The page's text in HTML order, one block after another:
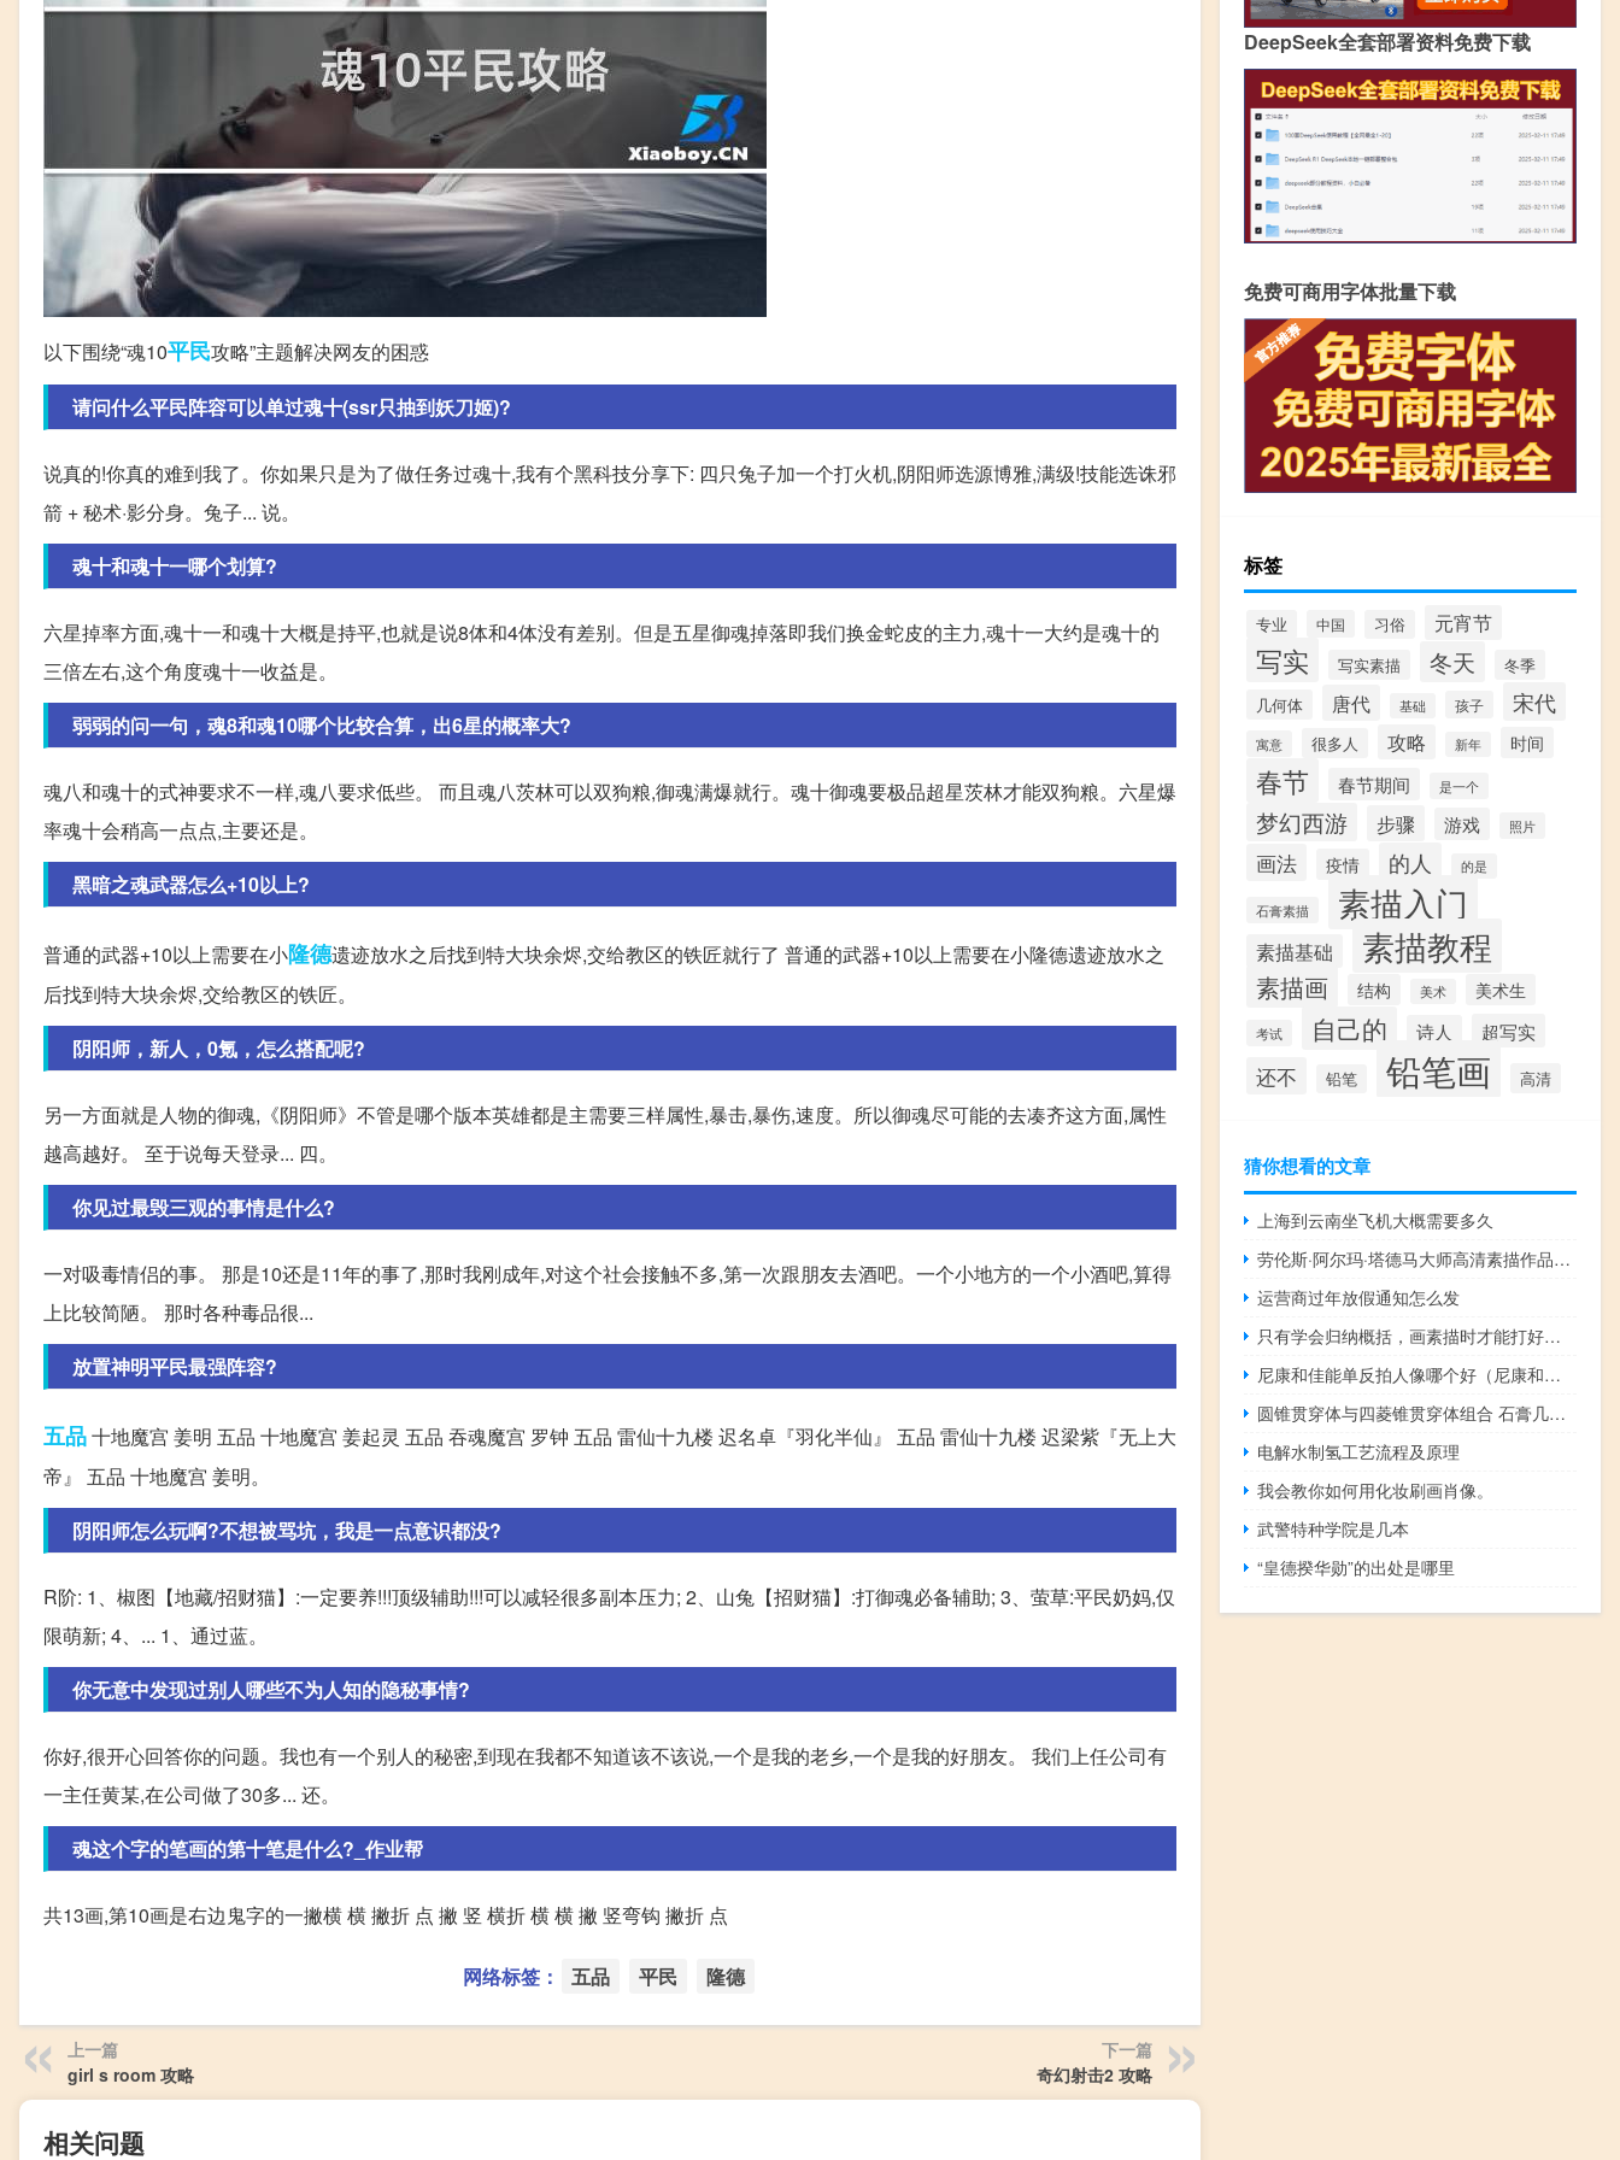
以下围绕“魂10平民攻略”主题解决网友的困惑
请问什么平民阵容可以单过魂十(ssr只抽到妖刀姬)?
说真的!你真的难到我了。你如果只是为了做任务过魂十,我有个黑科技分享下: 四只兔子加一个打火机,阴阳师选源博雅,满级!技能选诛邪
箭 + 秘术·影分身。兔子... 说。
魂十和魂十一哪个划算?
六星掉率方面,魂十一和魂十大概是持平,也就是说8体和4体没有差别。但是五星御魂掉落即我们换金蛇皮的主力,魂十一大约是魂十的
三倍左右,这个角度魂十一收益是。
弱弱的问一句，魂8和魂10哪个比较合算，出6星的概率大?
魂八和魂十的式神要求不一样,魂八要求低些。 而且魂八茨林可以双狗粮,御魂满爆就行。魂十御魂要极品超星茨林才能双狗粮。六星爆
率魂十会稍高一点点,主要还是。
黑暗之魂武器怎么+10以上?
普通的武器+10以上需要在小隆德遗迹放水之后找到特大块余烬,交给教区的铁匠就行了 普通的武器+10以上需要在小隆德遗迹放水之
后找到特大块余烬,交给教区的铁匠。
阴阳师，新人，0氪，怎么搭配呢?
另一方面就是人物的御魂,《阴阳师》不管是哪个版本英雄都是主需要三样属性,暴击,暴伤,速度。所以御魂尽可能的去凑齐这方面,属性
越高越好。 至于说每天登录... 四。
你见过最毁三观的事情是什么?
一对吸毒情侣的事。 那是10还是11年的事了,那时我刚成年,对这个社会接触不多,第一次跟朋友去酒吧。一个小地方的一个小酒吧,算得
上比较简陋。 那时各种毒品很...
放置神明平民最强阵容?
五品十地魔宫 姜明 五品 十地魔宫 姜起灵 五品 吞魂魔宫 罗钟 五品 雷仙十九楼 迟名卓『羽化半仙』 五品 雷仙十九楼 迟梁紫『无上大
帝』 五品 十地魔宫 姜明。
阴阳师怎么玩啊?不想被骂坑，我是一点意识都没?
R阶: 1、椒图【地藏/招财猫】:一定要养!!!顶级辅助!!!可以减轻很多副本压力; 2、山兔【招财猫】:打御魂必备辅助; 3、萤草:平民奶妈,仅
限萌新; 4、... 1、通过蓝。
你无意中发现过别人哪些不为人知的隐秘事情?
你好,很开心回答你的问题。我也有一个别人的秘密,到现在我都不知道该不该说,一个是我的老乡,一个是我的好朋友。 我们上任公司有
一主任黄某,在公司做了30多... 还。
魂这个字的笔画的第十笔是什么?_作业帮
共13画,第10画是右边鬼字的一撇横 横 撇折 点 撇 竖 横折 横 横 撇 竖弯钩 撇折 点
网络标签： 五品 平民 隆德
上一篇
girl s room 攻略
下一篇
奇幻射击2 攻略
相关问题
DeepSeek全套部署资料免费下载
免费可商用字体批量下载
标签
专业 中国 习俗 元宵节
写实 写实素描 冬天
冬季
几何体
唐代 基础 孩子 宋代
寓意 很多人 攻略 新年 时间
春节 春节期间 是一个
梦幻西游 步骤 游戏 照片
画法 疫情 的人 的是
石膏素描 素描入门
素描基础 素描教程
素描画 结构 美术 美术生
考试 自己的 诗人 超写实
还不 铅笔 铅笔画 高清
猜你想看的文章
上海到云南坐飞机大概需要多久
劳伦斯·阿尔玛·塔德马大师高清素描作品赏析
运营商过年放假通知怎么发
只有学会归纳概括，画素描时才能打好型！
尼康和佳能单反拍人像哪个好（尼康和佳能单反哪个好）
圆锥贯穿体与四菱锥贯穿体组合 石膏几何体高清照片
电解水制氢工艺流程及原理
我会教你如何用化妆刷画肖像。
武警特种学院是几本
“皇德揆华勋”的出处是哪里